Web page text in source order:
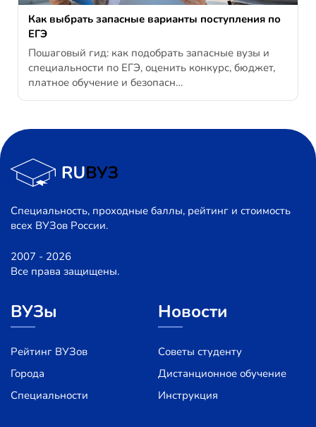
Как выбрать запасные варианты поступления по
ЕГЭ
Пошаговый гид: как подобрать запасные вузы и
специальности по ЕГЭ, оценить конкурс, бюджет,
платное обучение и безопасн…
Специальность, проходные баллы, рейтинг и стоимость
всех ВУЗов России.
2007 - 2026
Все права защищены.
ВУЗы
Рейтинг ВУЗов
Города
Специальности
Новости
Советы студенту
Дистанционное обучение
Инструкция